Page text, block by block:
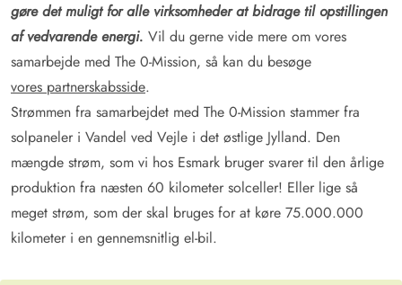
gøre det muligt for alle virksomheder at bidrage til opstillingen
af vedvarende energi. Vil du gerne vide mere om vores
samarbejde med The 0-Mission, så kan du besøge
vores partnerskabsside.
Strømmen fra samarbejdet med The 0-Mission stammer fra
solpaneler i Vandel ved Vejle i det østlige Jylland. Den
mængde strøm, som vi hos Esmark bruger svarer til den årlige
produktion fra næsten 60 kilometer solceller! Eller lige så
meget strøm, som der skal bruges for at køre 75.000.000
kilometer i en gennemsnitlig el-bil.